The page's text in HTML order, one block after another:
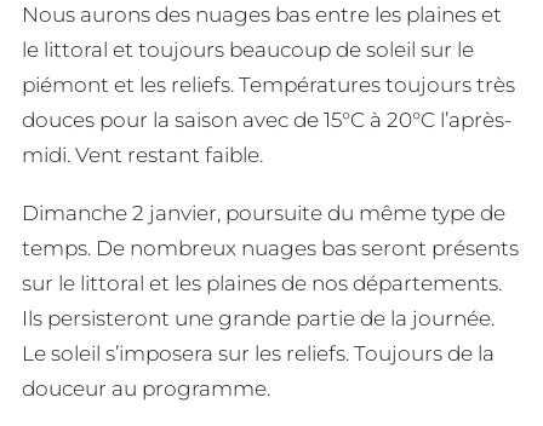
Nous aurons des nuages bas entre les plaines et
le littoral et toujours beaucoup de soleil sur le
piémont et les reliefs. Températures toujours très
douces pour la saison avec de 15°C à 20°C l’après-
midi. Vent restant faible.
Dimanche 2 janvier, poursuite du même type de
temps. De nombreux nuages bas seront présents
sur le littoral et les plaines de nos départements.
Ils persisteront une grande partie de la journée.
Le soleil s’imposera sur les reliefs. Toujours de la
douceur au programme.